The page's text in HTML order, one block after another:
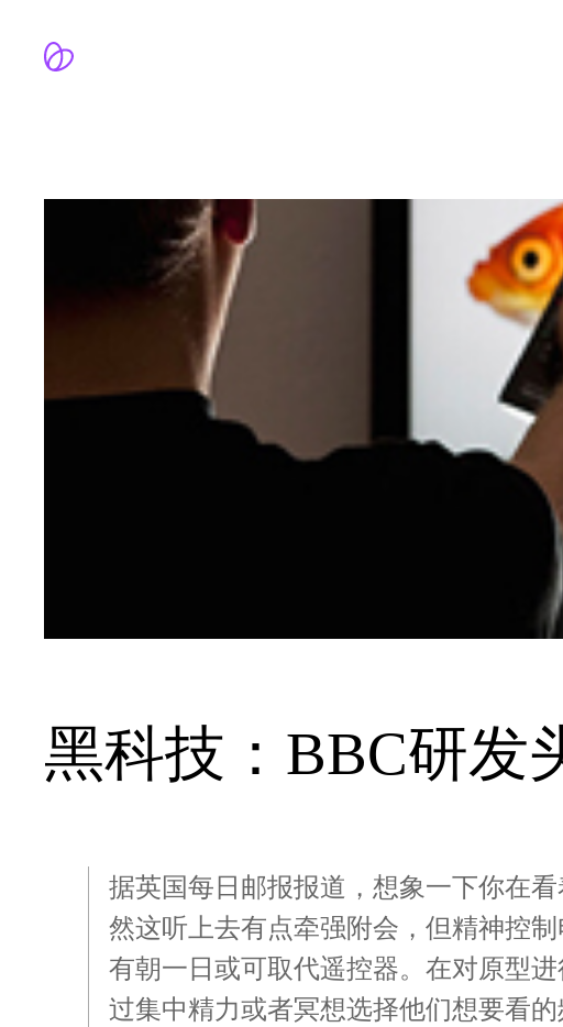
黑科技：BBC研发
据英国每日邮报报道，想象一下你在
然这听上去有点牵强附会，但精神控
有朝一日或可取代遥控器。在对原型
过集中精力或者冥想选择他们想要看的